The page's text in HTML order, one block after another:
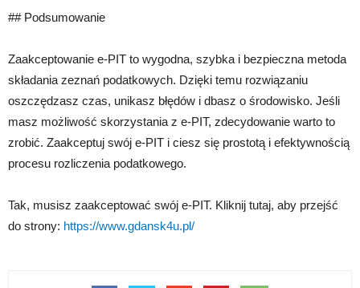
## Podsumowanie
Zaakceptowanie e-PIT to wygodna, szybka i bezpieczna metoda
składania zeznań podatkowych. Dzięki temu rozwiązaniu
oszczędzasz czas, unikasz błędów i dbasz o środowisko. Jeśli
masz możliwość skorzystania z e-PIT, zdecydowanie warto to
zrobić. Zaakceptuj swój e-PIT i ciesz się prostotą i efektywnością
procesu rozliczenia podatkowego.
Tak, musisz zaakceptować swój e-PIT. Kliknij tutaj, aby przejść
do strony: https://www.gdansk4u.pl/